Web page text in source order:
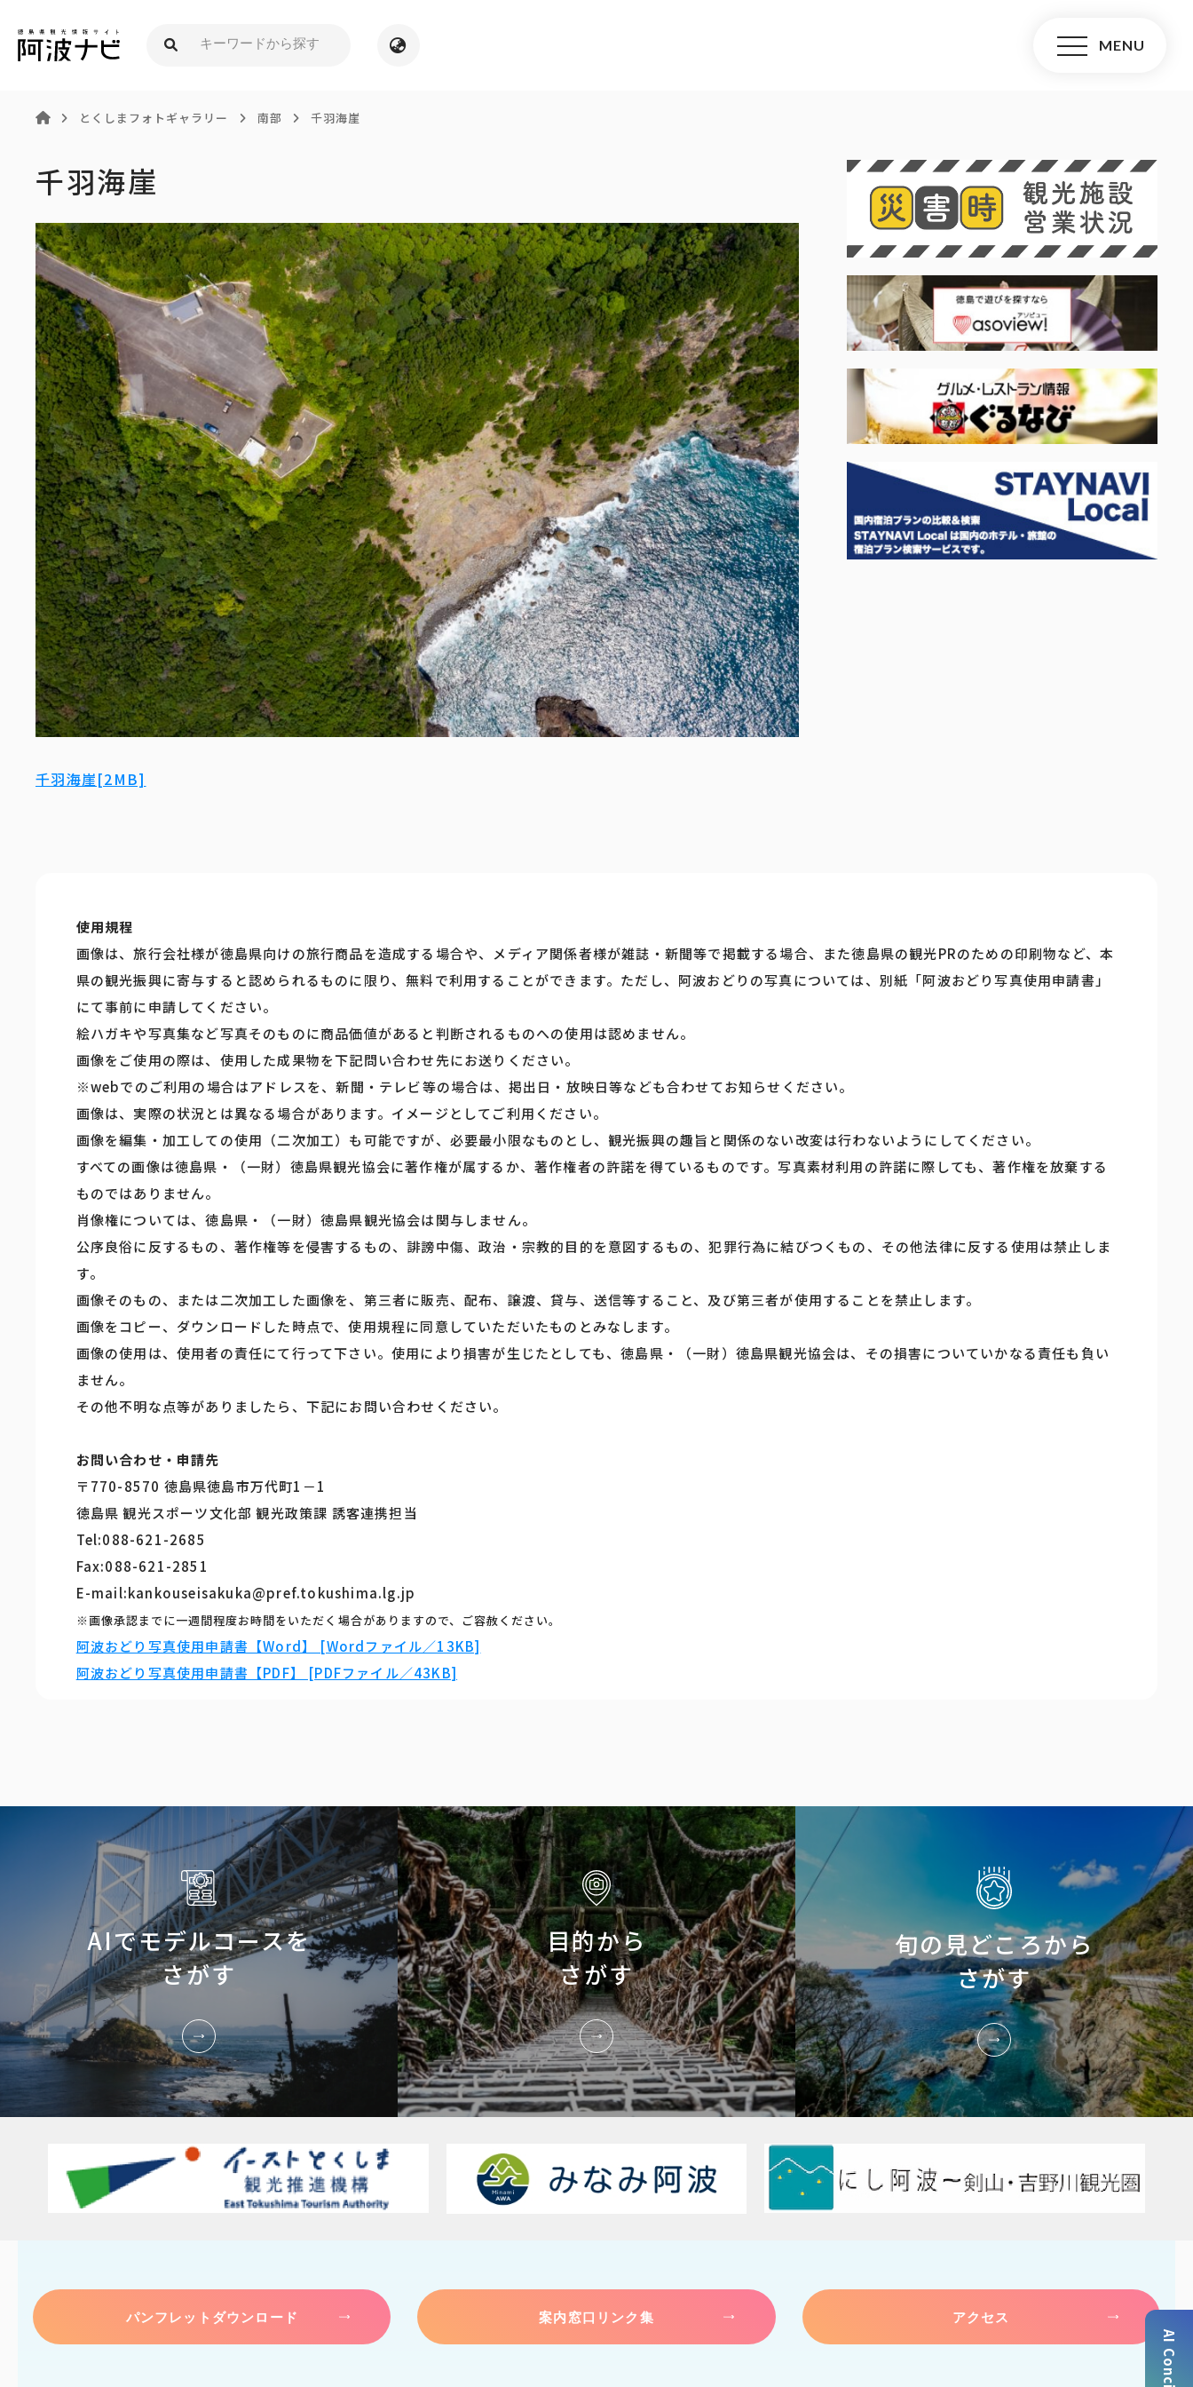
とくしまフォトギャラリー 南部 千羽海崖
千羽海崖
千羽海崖[2MB]
使用規程
画像は、旅行会社様が徳島県向けの旅行商品を造成する場合や、メディア関係者様が雑誌・新聞等で掲載する場合、また徳島県の観光PRのための印刷物など、本
県の観光振興に寄与すると認められるものに限り、無料で利用することができます。ただし、阿波おどりの写真については、別紙「阿波おどり写真使用申請書」
にて事前に申請してください。
絵ハガキや写真集など写真そのものに商品価値があると判断されるものへの使用は認めません。
画像をご使用の際は、使用した成果物を下記問い合わせ先にお送りください。
※webでのご利用の場合はアドレスを、新聞・テレビ等の場合は、掲出日・放映日等なども合わせてお知らせください。
画像は、実際の状況とは異なる場合があります。イメージとしてご利用ください。
画像を編集・加工しての使用（二次加工）も可能ですが、必要最小限なものとし、観光振興の趣旨と関係のない改変は行わないようにしてください。
すべての画像は徳島県・（一財）徳島県観光協会に著作権が属するか、著作権者の許諾を得ているものです。写真素材利用の許諾に際しても、著作権を放棄する
ものではありません。
肖像権については、徳島県・（一財）徳島県観光協会は関与しません。
公序良俗に反するもの、著作権等を侵害するもの、誹謗中傷、政治・宗教的目的を意図するもの、犯罪行為に結びつくもの、その他法律に反する使用は禁止しま
す。
画像そのもの、または二次加工した画像を、第三者に販売、配布、譲渡、貸与、送信等すること、及び第三者が使用することを禁止します。
画像をコピー、ダウンロードした時点で、使用規程に同意していただいたものとみなします。
画像の使用は、使用者の責任にて行って下さい。使用により損害が生じたとしても、徳島県・（一財）徳島県観光協会は、その損害についていかなる責任も負い
ません。
その他不明な点等がありましたら、下記にお問い合わせください。
お問い合わせ・申請先
〒770-8570 徳島県徳島市万代町1－1
徳島県 観光スポーツ文化部 観光政策課 誘客連携担当
Tel:088-621-2685
Fax:088-621-2851
E-mail:kankouseisakuka@pref.tokushima.lg.jp
※画像承認までに一週間程度お時間をいただく場合がありますので、ご容赦ください。
阿波おどり写真使用申請書【Word】 [Wordファイル／13KB]
阿波おどり写真使用申請書【PDF】 [PDFファイル／43KB]
AIでモデルコースを
さがす
目的から
さがす
旬の見どころから
さがす
パンフレットダウンロード 案内窓口リンク集 アクセス